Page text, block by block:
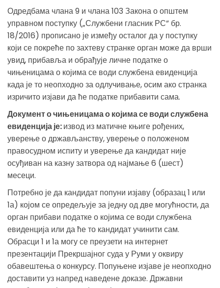
Одредбама члана 9 и члана 103 Закона о општем
управном поступку („Службени гласник РС” бр.
18/2016) прописано је између осталог да у поступку
који се покреће по захтеву странке орган може да врши
увид, прибавља и обрађује личне податке о
чињеницама о којима се води службена евиденција
када је то неопходно за одлучивање, осим ако странка
изричито изјави да ће податке прибавити сама.
Документ о чињеницама о којима се води службена
евиденција је:извод из матичне књиге рођених,
уверење о држављанству, уверење о положеном
правосудном испиту и уверење да кандидат није
осуђиван на казну затвора од најмање 6 (шест)
месеци.
Потребно је да кандидат попуни изјаву (образац 1 или
1а) којом се опредељује за једну од две могућности, да
орган прибави податке о којима се води службена
евиденција или да ће то кандидат учинити сам.
Обрасци 1 и 1а могу се преузети на интернет
презентацији Прекршајног суда у Руми у оквиру
обавештења о конкурсу. Попуњене изјаве је неопходно
доставити уз напред наведене доказе. Државни